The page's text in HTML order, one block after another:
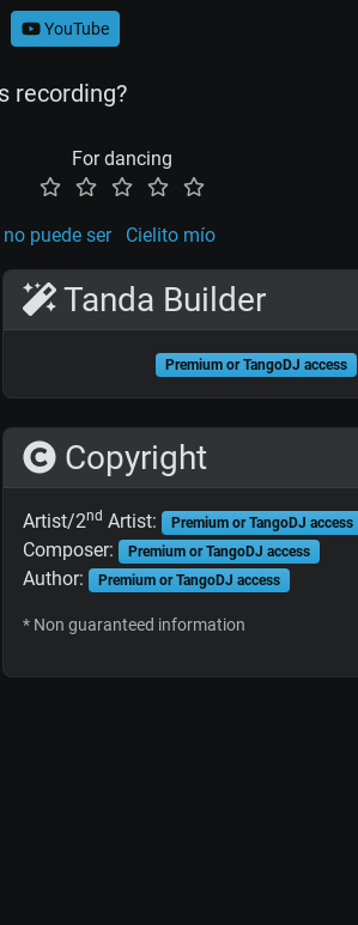
YouTube
recording?
For dancing
no puede ser Cielito mío
Tanda Builder
Premium or TangoDJ access
Copyright
Artist/2nd Artist: Premium or TangoDJ access
Composer: Premium or TangoDJ access
Author: Premium or TangoDJ access
* Non guaranteed information